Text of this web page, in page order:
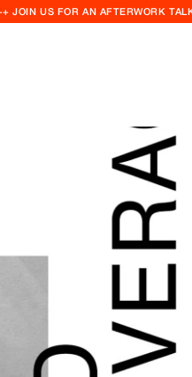
JOIN US FOR AN AFTERWORK